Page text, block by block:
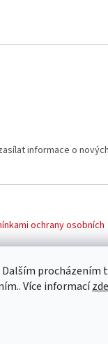
procházením
Více informacízde
informace o nových
ochrany osobních